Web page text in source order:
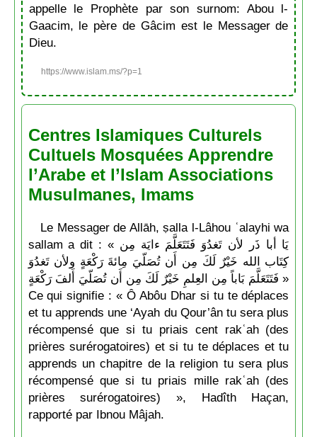
appelle le Prophète par son surnom: Abou l-
Gaacim, le père de Gâcim est le Messager de
Dieu.
https://www.islam.ms/?p=1
Centres Islamiques Culturels
Cultuels Mosquées Apprendre
l’Arabe et l’Islam Associations
Musulmanes, Imams
Le Messager de Allāh, ṣalla l-Lâhou ʿalayhi wa
sallam a dit : « يَا أبا ذَر لأن تَغدُوَ فَتَتَعَلَّمَ ءايَة مِن
كِتَاب الله خَيْرٌ لَكَ مِن أَن تُصَلّيَ مِائةَ رَكْعَةٍ ولأن تَغدُوَ
فَتَتَعَلَّمَ بَاباً مِن العِلمِ خَيْرٌ لَكَ مِن أَن تُصَلّيَ أَلفَ رَكْعَةٍ »
Ce qui signifie : « Ô Abôu Dhar si tu te déplaces
et tu apprends une ‘Ayah du Qour’ân tu sera plus
récompensé que si tu priais cent rakʿah (des
prières surérogatoires) et si tu te déplaces et tu
apprends un chapitre de la religion tu sera plus
récompensé que si tu priais mille rakʿah (des
prières surérogatoires) », Hadîth Haçan,
rapporté par Ibnou Mâjah.